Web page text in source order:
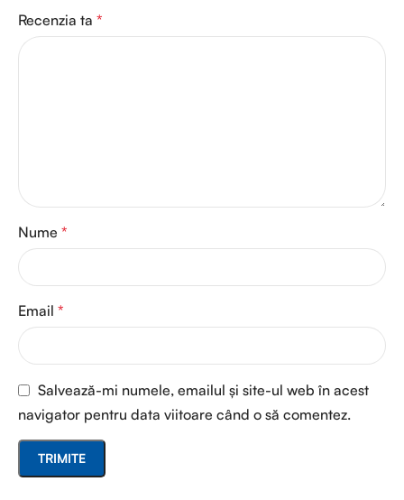
Recenzia ta *
Nume *
Email *
Salvează-mi numele, emailul și site-ul web în acest
navigator pentru data viitoare când o să comentez.